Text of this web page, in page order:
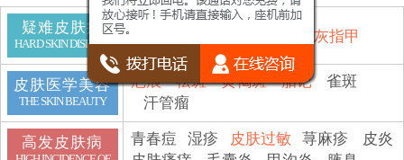
疑难皮肤病
HARD SKIN DISEASE 灰指甲
皮肤医学美容
THE SKIN BEAUTY
疤痕 祛斑 黄褐斑 胎记
雀斑
汗管瘤
高发皮肤病 青春痘 湿疹 皮肤过敏 荨麻疹
皮炎